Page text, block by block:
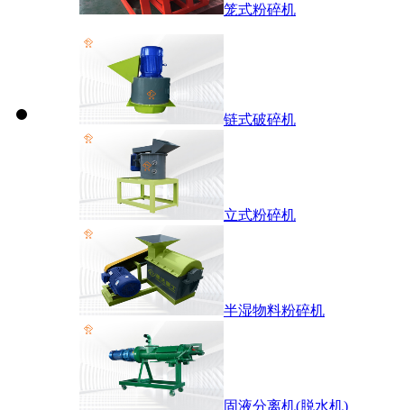
笼式粉碎机
链式破碎机
立式粉碎机
半湿物料粉碎机
固液分离机(脱水机)